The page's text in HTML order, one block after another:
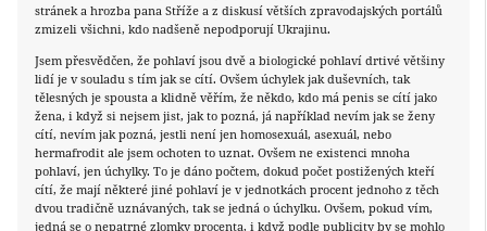
stránek a hrozba pana Stříže a z diskusí větších zpravodajských portálů
zmizeli všichni, kdo nadšeně nepodporují Ukrajinu.
Jsem přesvědčen, že pohlaví jsou dvě a biologické pohlaví drtivé většiny
lidí je v souladu s tím jak se cítí. Ovšem úchylek jak duševních, tak
tělesných je spousta a klidně věřím, že někdo, kdo má penis se cítí jako
žena, i když si nejsem jist, jak to pozná, já například nevím jak se ženy
cítí, nevím jak pozná, jestli není jen homosexuál, asexuál, nebo
hermafrodit ale jsem ochoten to uznat. Ovšem ne existenci mnoha
pohlaví, jen úchylky. To je dáno počtem, dokud počet postižených kteří
cítí, že mají některé jiné pohlaví je v jednotkách procent jednoho z těch
dvou tradičně uznávaných, tak se jedná o úchylku. Ovšem, pokud vím,
jedná se o nepatrné zlomky procenta, i když podle publicity by se mohlo